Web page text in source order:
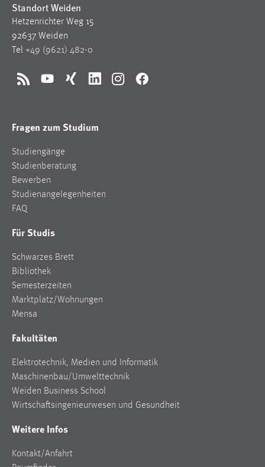
Standort Weiden
Hetzenrichter Weg 15
92637 Weiden
Tel +49 (9621) 482-0
RSS YouTubeXing LinkedInInstagramFacebook
Fragen zum Studium
Studiengänge
Studienberatung
Bewerben
Studienangelegenheiten
FAQ
Für Studis
Schwarzes Brett
Bibliothek
Semesterzeiten
Marktplatz/Wohnungen
Mensa
Fakultäten
Elektrotechnik, Medien und Informatik
Maschinenbau/Umwelttechnik
Weiden Business School
Wirtschaftsingenieurwesen und Gesundheit
Weitere Infos
Kontakt/Anfahrt